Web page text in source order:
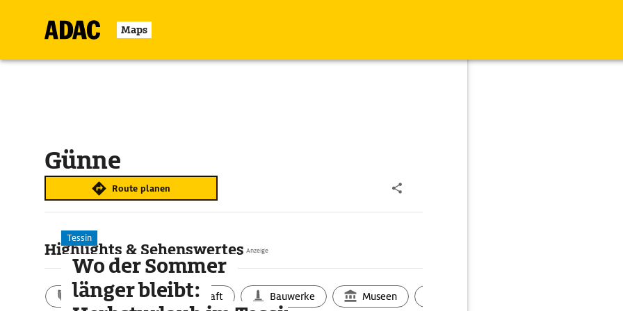
Maps
Günne
Route planen
Highlights & Sehenswertes
Aktivitäten Landschaft Bauwerke Museen
Anzeige
Tessin
Wo der Sommer
länger bleibt: